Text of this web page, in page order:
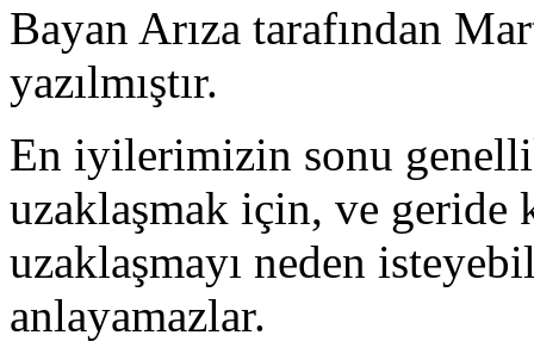
Bayan Arıza tarafından
yazılmıştır.
En iyilerimizin sonu
uzaklaşmak için, ve
uzaklaşmayı neden
anlayamazlar.